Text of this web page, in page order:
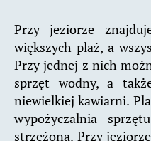
Przy jeziorze
większych plaż, a
Przy jednej z nich
sprzęt wodny, a
niewielkiej kawiarni.
wypożyczalnia
strzeżoną. Przy